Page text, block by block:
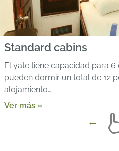
Standard cabins
El yate tiene capacidad para
pueden dormir un total de 12
alojamiento…
Ver más »